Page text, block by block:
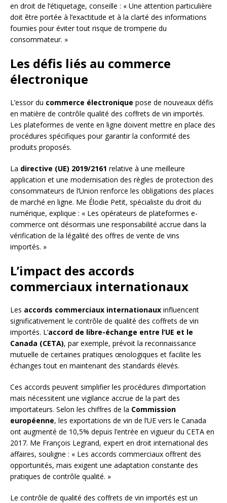
en droit de l’étiquetage, conseille : « Une attention particulière
doit être portée à l’exactitude et à la clarté des informations
fournies pour éviter tout risque de tromperie du
consommateur. »
Les défis liés au commerce
électronique
L’essor du commerce électronique pose de nouveaux défis
en matière de contrôle qualité des coffrets de vin importés.
Les plateformes de vente en ligne doivent mettre en place des
procédures spécifiques pour garantir la conformité des
produits proposés.
La directive (UE) 2019/2161 relative à une meilleure
application et une modernisation des règles de protection des
consommateurs de l’Union renforce les obligations des places
de marché en ligne. Me Élodie Petit, spécialiste du droit du
numérique, explique : « Les opérateurs de plateformes e-
commerce ont désormais une responsabilité accrue dans la
vérification de la légalité des offres de vente de vins
importés. »
L’impact des accords
commerciaux internationaux
Les accords commerciaux internationaux influencent
significativement le contrôle de qualité des coffrets de vin
importés. L’accord de libre-échange entre l’UE et le
Canada (CETA), par exemple, prévoit la reconnaissance
mutuelle de certaines pratiques œnologiques et facilite les
échanges tout en maintenant des standards élevés.
Ces accords peuvent simplifier les procédures d’importation
mais nécessitent une vigilance accrue de la part des
importateurs. Selon les chiffres de la Commission
européenne, les exportations de vin de l’UE vers le Canada
ont augmenté de 10,5% depuis l’entrée en vigueur du CETA en
2017. Me François Legrand, expert en droit international des
affaires, souligne : « Les accords commerciaux offrent des
opportunités, mais exigent une adaptation constante des
pratiques de contrôle qualité. »
Le contrôle de qualité des coffrets de vin importés est un